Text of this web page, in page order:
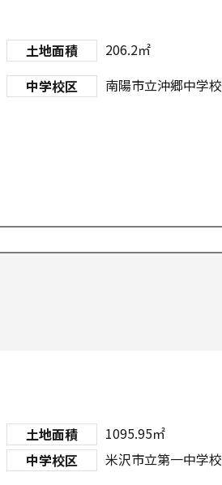
土地面積
206.2㎡
中学校区 南陽市立沖郷中学校
土地面積
1095.95㎡
中学校区 米沢市立第一中学校